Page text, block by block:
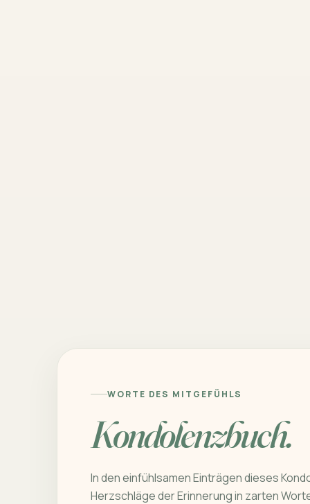
WORTE DES MITGEFÜHLS
Kondolenzbuch.
In den einfühlsamen Einträgen dieses
Herzschläge der Erinnerung in zarten